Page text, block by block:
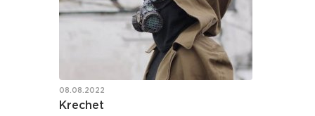
08.08.2022
Krechet